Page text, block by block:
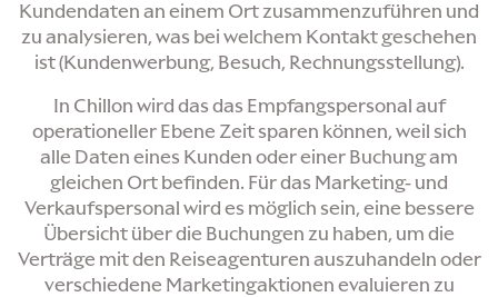
Kundendaten an einem Ort zusammenzuführen und
zu analysieren, was bei welchem Kontakt geschehen
ist (Kundenwerbung, Besuch, Rechnungsstellung).
In Chillon wird das das Empfangspersonal auf
operationeller Ebene Zeit sparen können, weil sich
alle Daten eines Kunden oder einer Buchung am
gleichen Ort befinden. Für das Marketing- und
Verkaufspersonal wird es möglich sein, eine bessere
Übersicht über die Buchungen zu haben, um die
Verträge mit den Reiseagenturen auszuhandeln oder
verschiedene Marketingaktionen evaluieren zu